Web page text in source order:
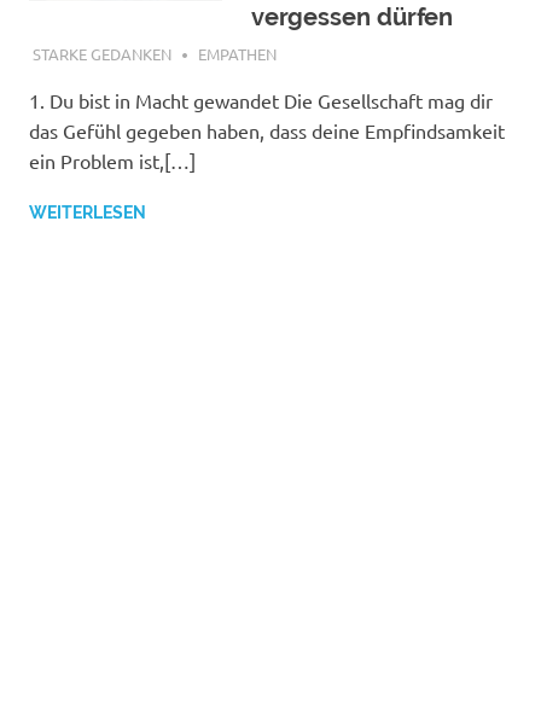
vergessen dürfen
DEZEMBER 29, 2021
STARKE GEDANKEN EMPATHEN
1. Du bist in Macht gewandet Die Gesellschaft mag dir
das Gefühl gegeben haben, dass deine Empfindsamkeit
ein Problem ist,[…]
WEITERLESEN